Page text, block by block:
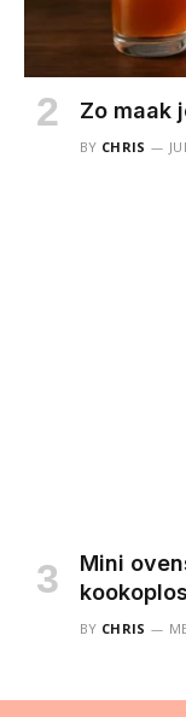
Zo maak
BY CHRIS
Mini
BY CHRIS